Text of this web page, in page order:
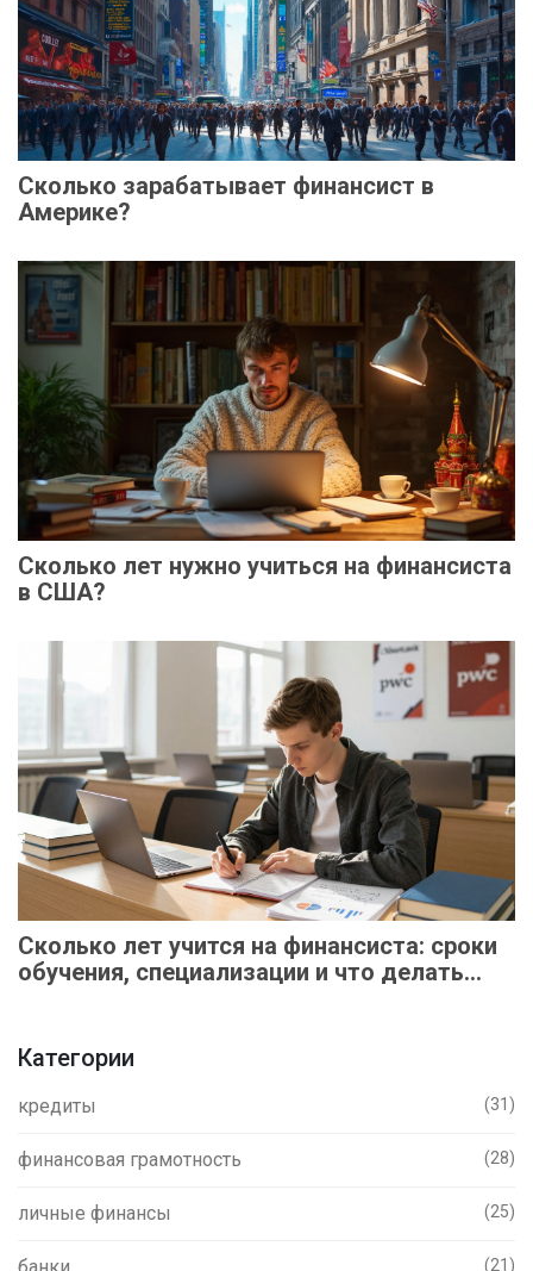
Сколько зарабатывает финансист в
Америке?
Сколько лет нужно учиться на финансиста
в США?
Сколько лет учится на финансиста: сроки
обучения, специализации и что делать
Категории
кредиты (31)
финансовая грамотность (28)
личные финансы (25)
(21)